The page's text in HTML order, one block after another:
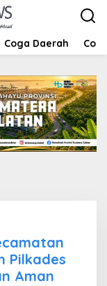
Coga Daerah
Pilkades
Aman